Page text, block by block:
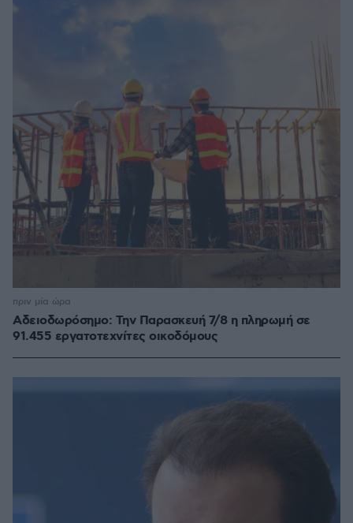
Αδειοδωρόσημο: Την Παρασκευή 7/8 η πληρωμή σε
91.455 εργατοτεχνίτες οικοδόμους
πριν μία ώρα